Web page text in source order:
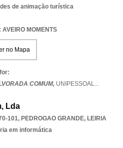
de animação turística
MOMENTS
no Mapa
COMUM, UNIPESSOAL...
Lda
101, PEDROGAO GRANDE, LEIRIA
em informática